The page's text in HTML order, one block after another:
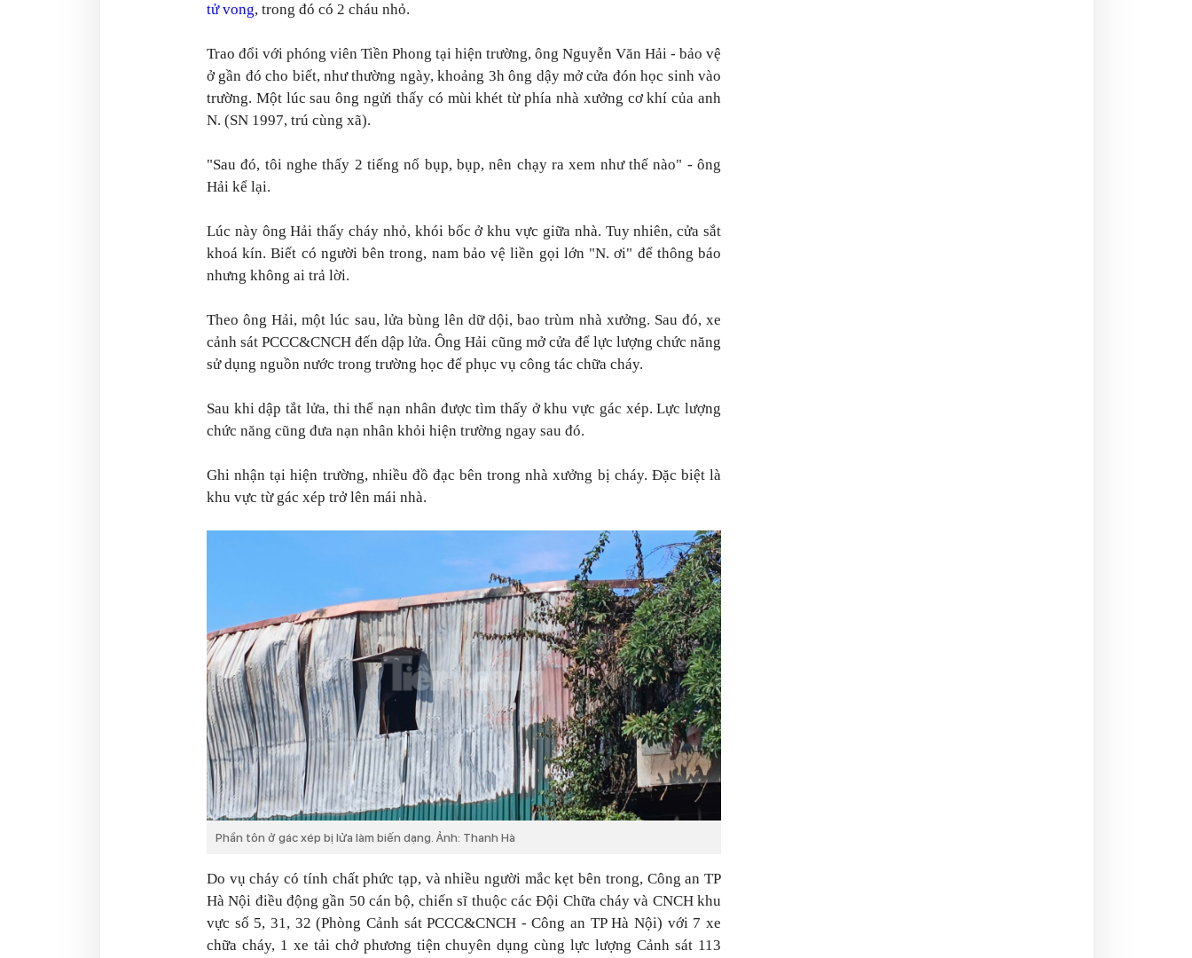
tử vong, trong đó có 2 cháu nhỏ.
Trao đổi với phóng viên Tiền Phong tại hiện trường, ông Nguyễn Văn Hải - bảo vệ
ở gần đó cho biết, như thường ngày, khoảng 3h ông dậy mở cửa đón học sinh vào
trường. Một lúc sau ông ngửi thấy có mùi khét từ phía nhà xưởng cơ khí của anh
N. (SN 1997, trú cùng xã).
"Sau đó, tôi nghe thấy 2 tiếng nổ bụp, bụp, nên chạy ra xem như thế nào" - ông
Hải kể lại.
Lúc này ông Hải thấy cháy nhỏ, khói bốc ở khu vực giữa nhà. Tuy nhiên, cửa sắt
khoá kín. Biết có người bên trong, nam bảo vệ liền gọi lớn "N. ơi" để thông báo
nhưng không ai trả lời.
Theo ông Hải, một lúc sau, lửa bùng lên dữ dội, bao trùm nhà xưởng. Sau đó, xe
cảnh sát PCCC&CNCH đến dập lửa. Ông Hải cũng mở cửa để lực lượng chức năng
sử dụng nguồn nước trong trường học để phục vụ công tác chữa cháy.
Sau khi dập tắt lửa, thi thể nạn nhân được tìm thấy ở khu vực gác xép. Lực lượng
chức năng cũng đưa nạn nhân khỏi hiện trường ngay sau đó.
Ghi nhận tại hiện trường, nhiều đồ đạc bên trong nhà xưởng bị cháy. Đặc biệt là
khu vực từ gác xép trở lên mái nhà.
Phần tôn ở gác xép bị lửa làm biến dạng. Ảnh: Thanh Hà
Do vụ cháy có tính chất phức tạp, và nhiều người mắc kẹt bên trong, Công an TP
Hà Nội điều động gần 50 cán bộ, chiến sĩ thuộc các Đội Chữa cháy và CNCH khu
vực số 5, 31, 32 (Phòng Cảnh sát PCCC&CNCH - Công an TP Hà Nội) với 7 xe
chữa cháy, 1 xe tải chở phương tiện chuyên dụng cùng lực lượng Cảnh sát 113